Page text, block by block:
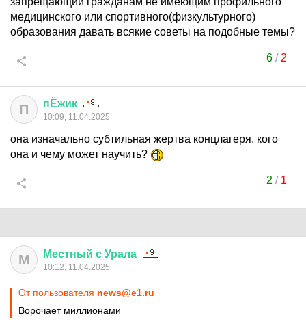
медицинского или спортивного(физкультурного)
образования давать всякие советы на подобные темы?
6/ 2
П пЁжик
10:09, 11.04.2025
она изначально субтильная жертва концлагеря, кого
она и чему может научить?
2 / 1
М Местный с Урала
10:12, 11.04.2025
От пользователя news@e1.ru
Ворочает миллионами